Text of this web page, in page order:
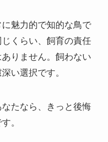
魅力的で知的な鳥で
くらい、飼育の責任
りません。飼わない
い選択です。
たなら、きっと後悔
。